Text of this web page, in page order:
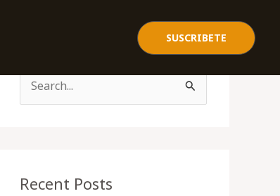
SUSCRIBETE
cRecent Posts